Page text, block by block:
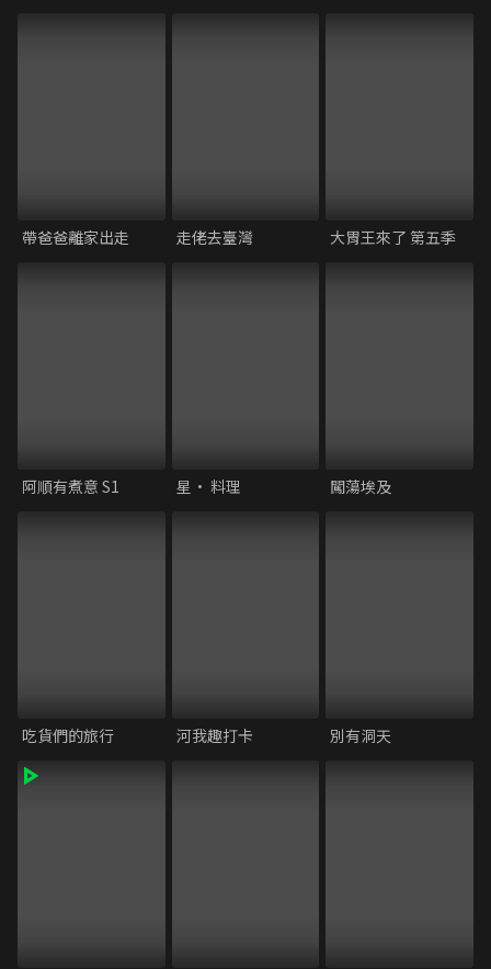
帶爸爸離家出走 走佬去臺灣 大胃王來了 第五季
阿順有煮意 S1 星• 料理 闖蕩埃及
吃貨們的旅行 河我趣打卡 別有洞天